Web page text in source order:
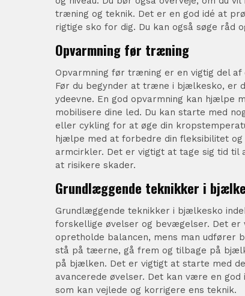
træning og teknik. Det er en god idé at
rigtige sko for dig. Du kan også søge
Opvarmning før træning
Opvarmning før træning er en vigtig del
Før du begynder at træne i bjælkesko, er
ydeevne. En god opvarmning kan hjælpe
mobilisere dine led. Du kan starte med
eller cykling for at øge din
hjælpe med at forbedre din fleksibilitet
armcirkler. Det er vigtigt at tage sig tid
at risikere skader.
Grundlæggende teknikker i
Grundlæggende teknikker i bjælkesko
forskellige øvelser og bevægelser. Det er
opretholde balancen, mens man udfører
stå på tæerne, gå frem og tilbage på
på bjælken. Det er vigtigt at starte med
avancerede øvelser. Det kan være en
som kan vejlede og korrigere ens teknik.